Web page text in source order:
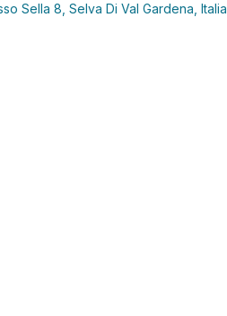
Sella 8, Selva Di Val Gardena, Italia